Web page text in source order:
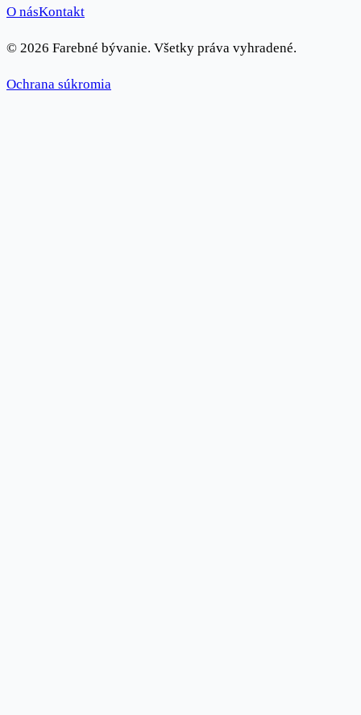
O násKontakt
© 2026 Farebné bývanie. Všetky práva vyhradené.
Ochrana súkromia